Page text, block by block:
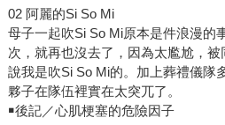
02 阿麗的Si So Mi
母子一起吹Si So Mi原本是件浪漫的
次，就再也沒去了，因為太尷尬，
說我是吹Si So Mi的。加上葬禮儀隊
夥子在隊伍裡實在太突兀了。
￭後記／心肌梗塞的危險因子